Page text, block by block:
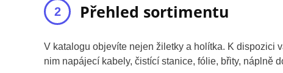
Přehled sortimentu
V katalogu objevíte nejen žiletky a holítka. K dispozici
nim napájecí kabely, čistící stanice, fólie, břity, náplně